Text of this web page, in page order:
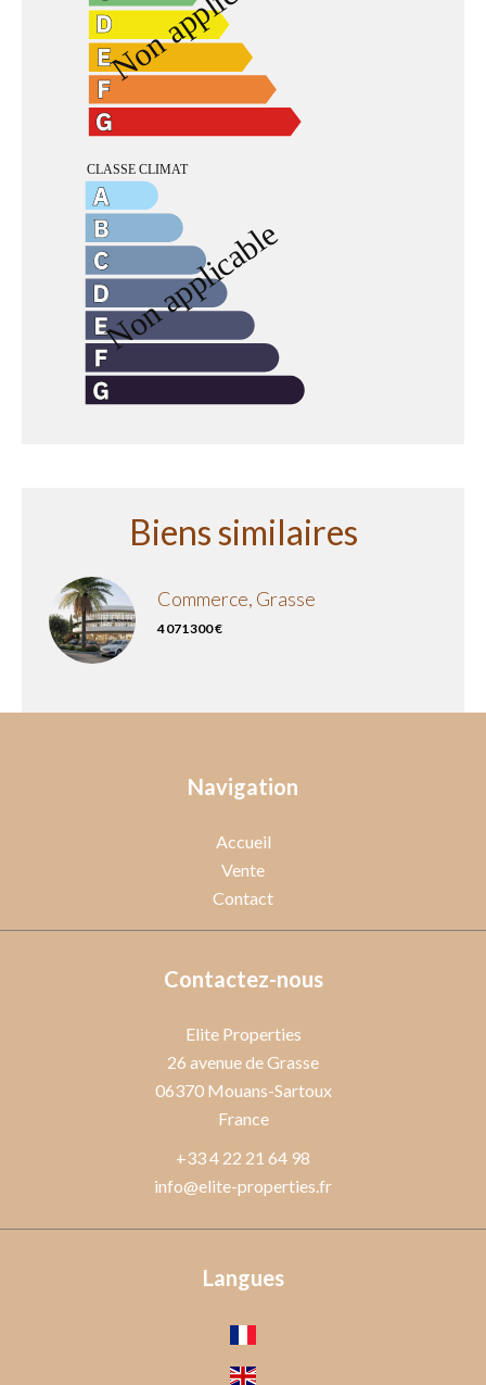
Biens similaires
Commerce, Grasse
4 071 300 €
Navigation
Accueil
Vente
Contact
Contactez-nous
Elite Properties
26 avenue de Grasse
06370Mouans-Sartoux
France
+33 4 22 21 64 98
info@elite-properties.fr
Langues